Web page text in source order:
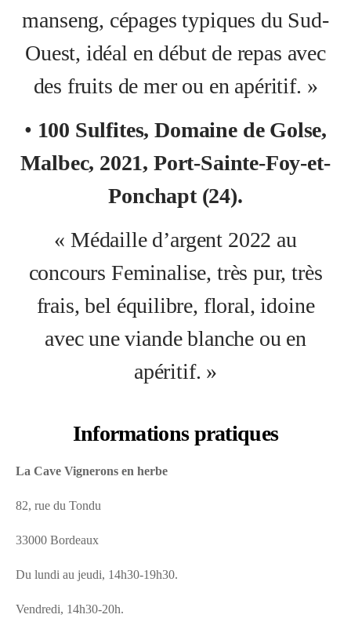
manseng, cépages typiques du Sud-
Ouest, idéal en début de repas avec
des fruits de mer ou en apéritif. »
• 100 Sulfites, Domaine de Golse,
Malbec, 2021, Port-Sainte-Foy-et-
Ponchapt (24).
« Médaille d’argent 2022 au
concours Feminalise, très pur, très
frais, bel équilibre, floral, idoine
avec une viande blanche ou en
apéritif. »
Informations pratiques
La Cave Vignerons en herbe
82, rue du Tondu
33000 Bordeaux
Du lundi au jeudi, 14h30-19h30.
Vendredi, 14h30-20h.